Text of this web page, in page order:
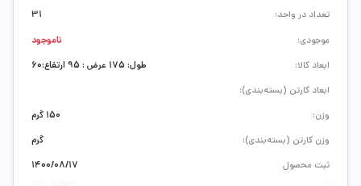
ابعاد کالا:
طول: 175 عرض : 95 ارتفاع:60
ابعاد کارتن (بسته‌بندی):
وزن:
150 گرم
وزن کارتن (بسته‌بندی):
گرم
ثبت محصول
1400/08/17
تعداد در واحد:
31
موجودی:
ناموجود